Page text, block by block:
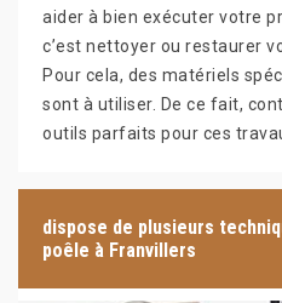
aider à bien exécuter votre
c’est nettoyer ou restaurer
Pour cela, des matériels
sont à utiliser. De ce fait,
outils parfaits pour ces
dispose de plusieurs
poêle à Franvillers